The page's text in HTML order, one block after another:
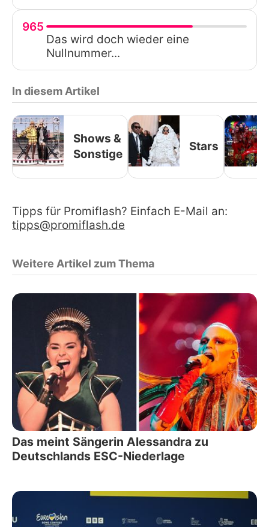
965
Das wird doch wieder eine
Nullnummer...
In diesem Artikel
Shows &
Sonstige
Stars
Tipps für Promiflash? Einfach E-Mail an:
tipps@promiflash.de
Weitere Artikel zum Thema
Das meint Sängerin Alessandra zu
Deutschlands ESC-Niederlage